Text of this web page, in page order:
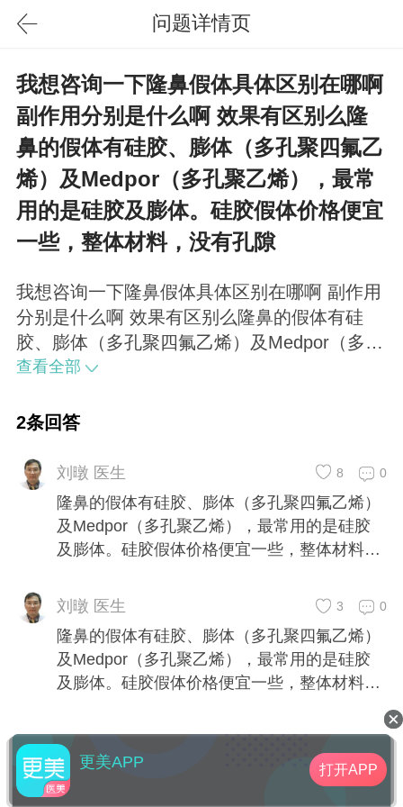
问题详情页
我想咨询一下隆鼻假体具体区别在哪啊
副作用分别是什么啊 效果有区别么隆
鼻的假体有硅胶、膨体（多孔聚四氟乙
烯）及Medpor（多孔聚乙烯），最常
用的是硅胶及膨体。硅胶假体价格便宜
一些，整体材料，没有孔隙
我想咨询一下隆鼻假体具体区别在哪啊 副作用
分别是什么啊 效果有区别么隆鼻的假体有硅
胶、膨体（多孔聚四氟乙烯）及Medpor（多孔
聚乙烯），最常用的是硅胶及膨体。硅胶假体
容易出现严重感染，效果不满意容易取出恢复
要求高，万一感染只能取出。但是膨体和组织
的相容性好一些，术后鼻外形要比硅胶假体更
为自然一些。MEDPOR材料较硬，鼻部手术后
的痕迹比较明显，而且费用更高，现在用于做
查看全部
2条回答
刘暾 医生 0
8
隆鼻的假体有硅胶、膨体（多孔聚四氟乙烯）
及Medpor（多孔聚乙烯），最常用的是硅胶
及膨体。硅胶假体价格便宜一些，整体材料，
满意容易取出恢复原来的样子。膨体价格高，
有孔隙，手术无菌要求高，万一感染只能取
出。但是膨体和组织的相容性好一些，术后鼻
外形要比硅胶假体更为自然一些。MEDPOR
材料较硬，鼻部手术后的痕迹比较明显，而且
刘暾 医生 0
3
隆鼻的假体有硅胶、膨体（多孔聚四氟乙烯）
及Medpor（多孔聚乙烯），最常用的是硅胶
及膨体。硅胶假体价格便宜一些，整体材料，
满意容易取出恢复原来的样子。膨体价格高，
有孔隙，手术无菌要求高，万一感染只能取
出。但是膨体和组织的相容性好一些，术后鼻
外形要比硅胶假体更为自然一些。MEDPOR
更美APP 打开APP